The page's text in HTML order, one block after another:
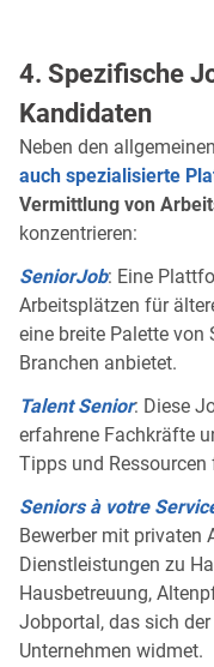
4. Spezifische
Kandidaten
Neben den
auch spezialisierte
Vermittlung von
konzentrieren:
SeniorJob: Eine
Arbeitsplätzen für
eine breite Palette von
Branchen anbietet.
Talent Senior: Diese
erfahrene Fachkräfte
Tipps und Ressourcen
Seniors à votre
Bewerber mit privaten
Dienstleistungen zu
Hausbetreuung,
Jobportal, das sich
Unternehmen widmet.